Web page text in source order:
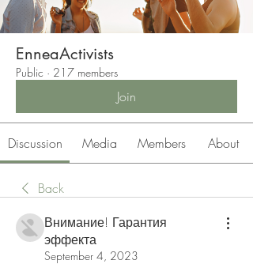
EnneaActivists
Public · 217 members
Join
Discussion Media Members About
Back
Внимание! Гарантия
эффекта
September 4, 2023